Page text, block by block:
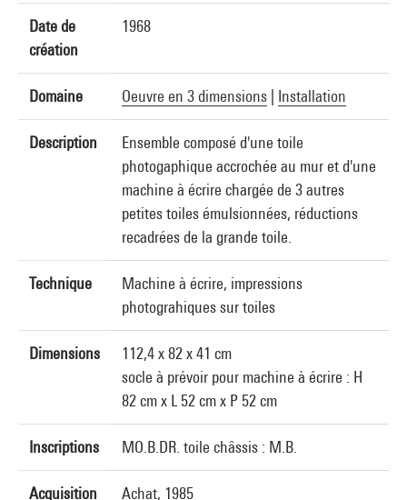
Date de
création
1968
Domaine Oeuvre en 3 dimensions Installation
Description
Ensemble composé d'une toile
photogaphique accrochée au mur et d'une
machine à écrire chargée de 3 autres
petites toiles émulsionnées, réductions
recadrées de la grande toile.
Technique
Machine à écrire, impressions
photograhiques sur toiles
Dimensions
112,4 x 82 x 41 cm
socle à prévoir pour machine à écrire : H
82 cm x L 52 cm x P 52 cm
Inscriptions MO.B.DR. toile châssis : M.B.
Acquisition Achat, 1985